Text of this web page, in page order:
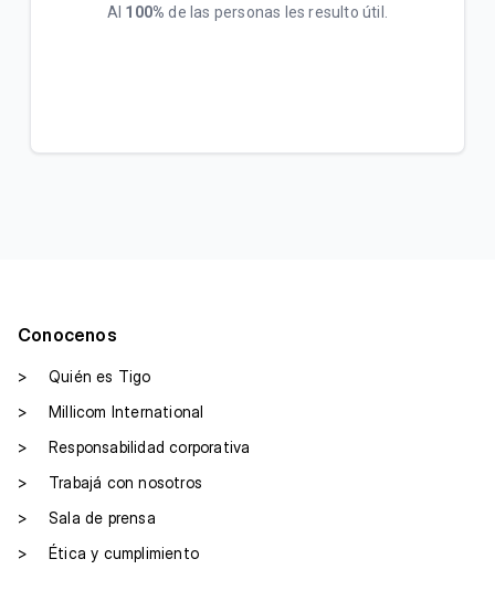
Al 100% de las personas les resulto útil.
Conocenos
>
Quién es Tigo
>
Millicom International
>
Responsabilidad corporativa
>
Trabajá con nosotros
>
Sala de prensa
>
Ética y cumplimiento